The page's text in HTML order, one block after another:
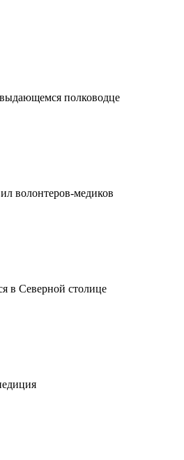
полководце
волонтеров-медиков
в Северной столице